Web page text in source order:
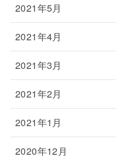
2021年5月
2021年4月
2021年3月
2021年2月
2021年1月
2020年12月